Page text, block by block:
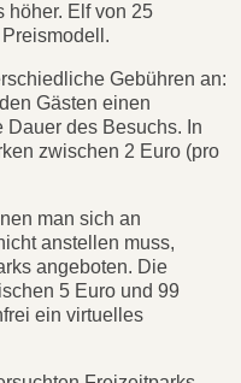
höher. Elf von 25
Gebühren an:
Gästen einen
Dauer des Besuchs. In
zwischen 2 Euro (pro
man sich an
anstellen muss,
angeboten. Die
5 Euro und 99
ein virtuelles